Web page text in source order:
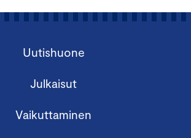
Uutishuone
Julkaisut
Vaikuttaminen